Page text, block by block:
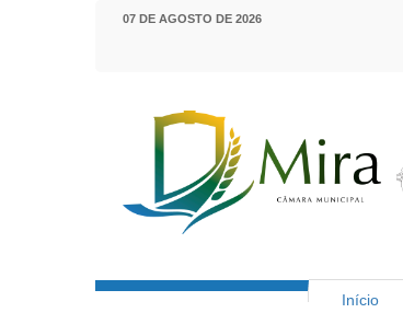
Passar para o conteúdo principal
07 DE AGOSTO DE 2026
Início